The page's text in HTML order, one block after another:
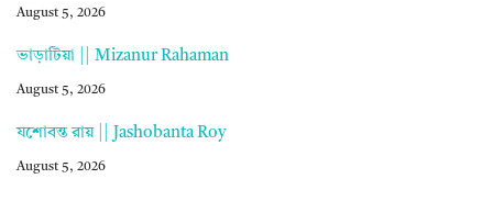
August 5, 2026
ভাড়াটিয়া || Mizanur Rahaman
August 5, 2026
যশোবন্ত রায় || Jashobanta Roy
August 5, 2026